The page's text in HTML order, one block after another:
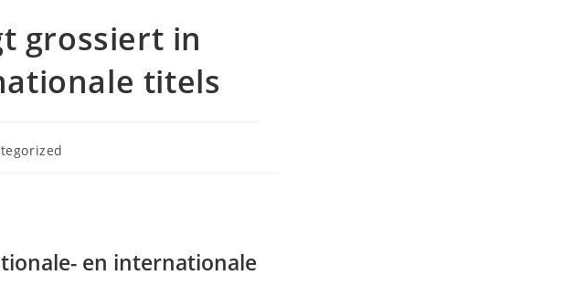
grossiert in
titels
en internationale